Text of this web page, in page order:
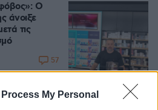
My Personal
Ο
άνοιξε
τις
57